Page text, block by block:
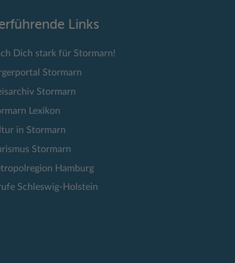
Links
Dich stark für Stormarn!
Stormarn
Stormarn
Lexikon
in Stormarn
Stormarn
Hamburg
Schleswig-Holstein